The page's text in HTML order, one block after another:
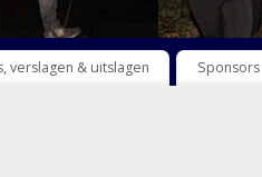
verslagen & uitslagen Sponsors